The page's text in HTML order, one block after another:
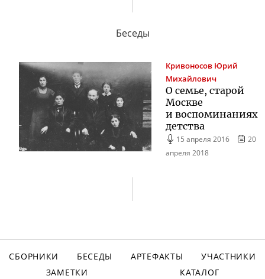
Беседы
Кривоносов Юрий
Михайлович
О семье, старой
Москве
и воспоминаниях
детства
15 апреля 2016
20
апреля 2018
СБОРНИКИ БЕСЕДЫ АРТЕФАКТЫ
УЧАСТНИКИ
ЗАМЕТКИ
КАТАЛОГ